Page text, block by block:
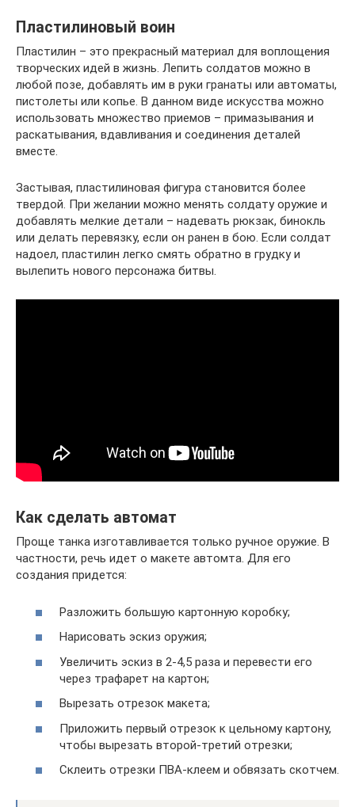
Пластилиновый воин
Пластилин – это прекрасный материал для воплощения
творческих идей в жизнь. Лепить солдатов можно в
любой позе, добавлять им в руки гранаты или автоматы,
пистолеты или копье. В данном виде искусства можно
использовать множество приемов – примазывания и
раскатывания, вдавливания и соединения деталей
вместе.
Застывая, пластилиновая фигура становится более
твердой. При желании можно менять солдату оружие и
добавлять мелкие детали – надевать рюкзак, бинокль
или делать перевязку, если он ранен в бою. Если солдат
надоел, пластилин легко смять обратно в грудку и
вылепить нового персонажа битвы.
Как сделать автомат
Проще танка изготавливается только ручное оружие. В
частности, речь идет о макете автомта. Для его
создания придется:
Разложить большую картонную коробку;
Нарисовать эскиз оружия;
Увеличить эскиз в 2-4,5 раза и перевести его
через трафарет на картон;
Вырезать отрезок макета;
Приложить первый отрезок к цельному картону,
чтобы вырезать второй-третий отрезки;
Склеить отрезки ПВА-клеем и обвязать скотчем.